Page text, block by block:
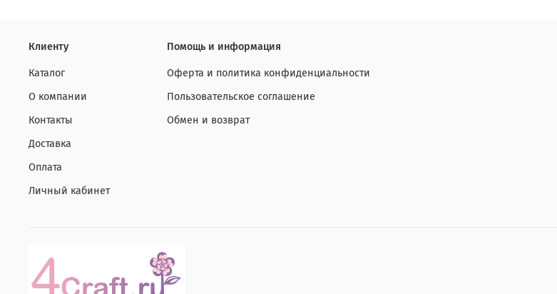
Клиенту
Каталог
О компании
Контакты
Доставка
Оплата
Личный кабинет
Помощь и информация
Оферта и политика конфиденциальности
Пользовательское соглашение
Обмен и возврат